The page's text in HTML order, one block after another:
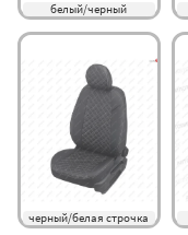
белый/черный
черный/белая строчка